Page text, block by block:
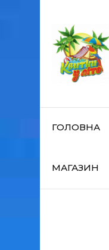
содержимому
(нажмите
Enter)
ГОЛОВНА
МАГАЗИН